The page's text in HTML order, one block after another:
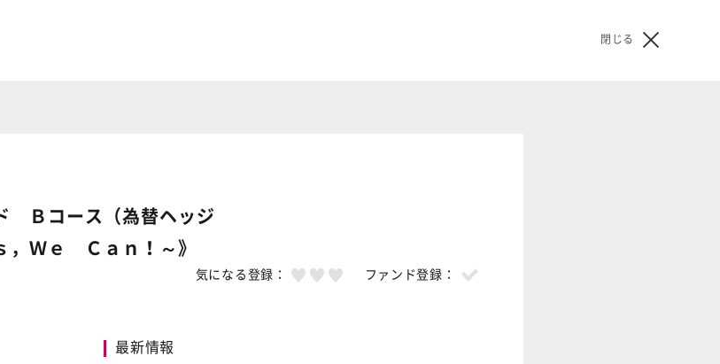
閉じる
Ｂコース（為替ヘッジ
，Ｗｅ Ｃａｎ！～》
気になる登録： ファンド登録：
最新情報